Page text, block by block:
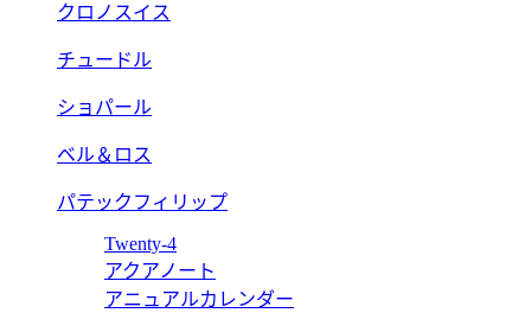
クロノスイス
チュードル
ショパール
ベル＆ロス
パテックフィリップ
Twenty-4
アクアノート
アニュアルカレンダー